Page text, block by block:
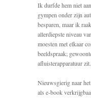
Ik durfde hem niet
gympen onder zijn
besparen, maar ik
allerdiepste niveau
moesten met elkaar
beeldspraak;
afluisterapparatuur
Nieuwsgierig naar
als e-book